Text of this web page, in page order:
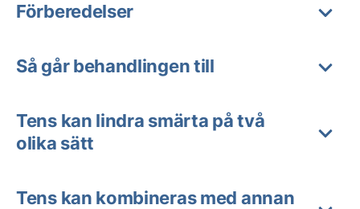
Förberedelser
Så går behandlingen till
Tens kan lindra smärta på två
olika sätt
Tens kan kombineras med annan